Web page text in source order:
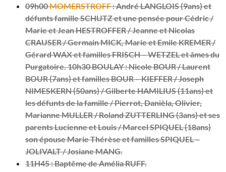
09h00MOMERSTROFF:André LANGLOIS (9ans) et
défunts famille SCHUTZ et une pensée pour Cédric /
Marie et Jean HESTROFFER / Jeanne et Nicolas
CRAUSER / Germain MICK, Marie et Emile KREMER /
Gérard WAX et familles FRISCH – WETZEL et âmes du
Purgatoire.10h30 BOULAY :Nicole BOUR / Laurent
BOUR (7ans) et familles BOUR – KIEFFER / Joseph
NIMESKERN (50ans) / Gilberte HAMILIUS (11ans) et
les défunts de la famille / Pierrot, Danièla, Olivier,
Marianne MULLER / Roland ZUTTERLING (3ans) et ses
parents Lucienne et Louis / Marcel SPIQUEL (18ans)
son épouse Marie Thérèse et familles SPIQUEL –
JOLIVALT / Josiane MANG.
11H45: Baptême de Amélia RUFF.